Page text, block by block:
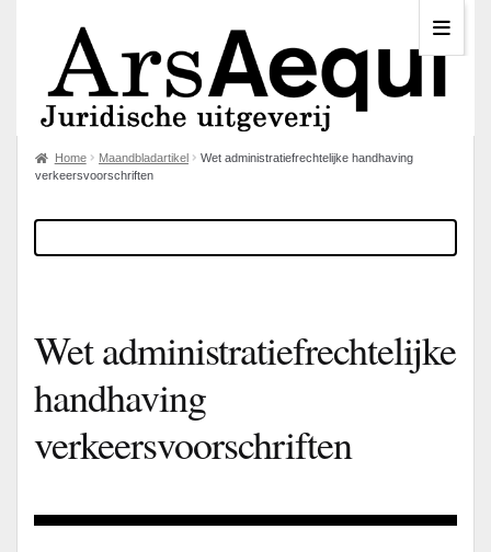
Home Maandbladartikel
Wet administratiefrechtelijke handhaving
verkeersvoorschriften
Wet administratiefrechtelijke
handhaving
verkeersvoorschriften